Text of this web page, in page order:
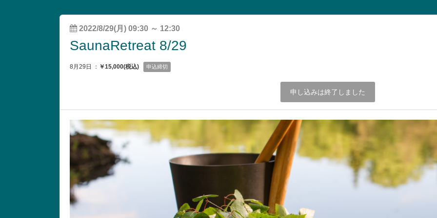
2022/8/29(月) 09:30 ～ 12:30
SaunaRetreat 8/29
8月29日 ： ￥15,000(税込) 申込締切
申し込みは終了しました